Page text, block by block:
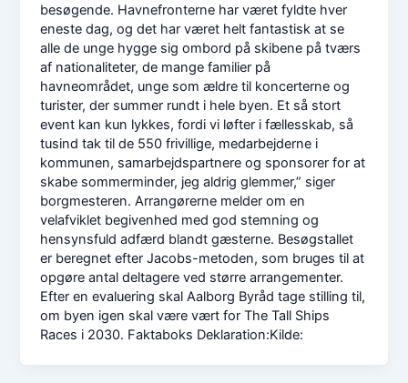
besøgende. Havnefronterne har været fyldte hver
eneste dag, og det har været helt fantastisk at se
alle de unge hygge sig ombord på skibene på tværs
af nationaliteter, de mange familier på
havneområdet, unge som ældre til koncerterne og
turister, der summer rundt i hele byen. Et så stort
event kan kun lykkes, fordi vi løfter i fællesskab, så
tusind tak til de 550 frivillige, medarbejderne i
kommunen, samarbejdspartnere og sponsorer for at
skabe sommerminder, jeg aldrig glemmer,” siger
borgmesteren. Arrangørerne melder om en
velafviklet begivenhed med god stemning og
hensynsfuld adfærd blandt gæsterne. Besøgstallet
er beregnet efter Jacobs-metoden, som bruges til at
opgøre antal deltagere ved større arrangementer.
Efter en evaluering skal Aalborg Byråd tage stilling til,
om byen igen skal være vært for The Tall Ships
Races i 2030. Faktaboks Deklaration:Kilde: